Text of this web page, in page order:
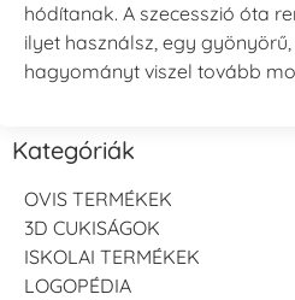
hódítanak. A szecesszió óta
ilyet használsz, egy
hagyományt viszel tovább
Kategóriák
OVIS TERMÉKEK
3D CUKISÁGOK
ISKOLAI TERMÉKEK
LOGOPÉDIA